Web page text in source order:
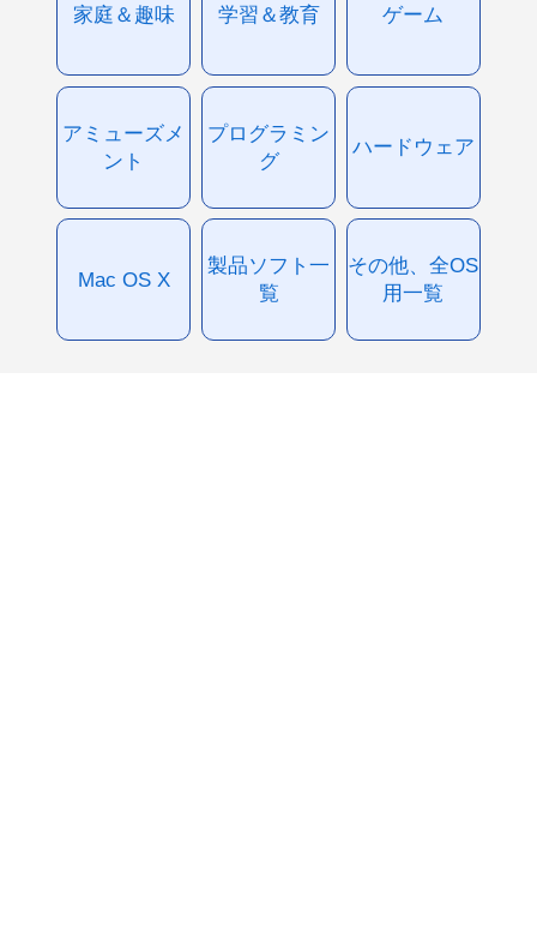
家庭＆趣味 学習＆教育 ゲーム
アミューズメ
ント
プログラミン
グ
ハードウェア
Mac OS X
製品ソフト一
覧
その他、全OS
用一覧